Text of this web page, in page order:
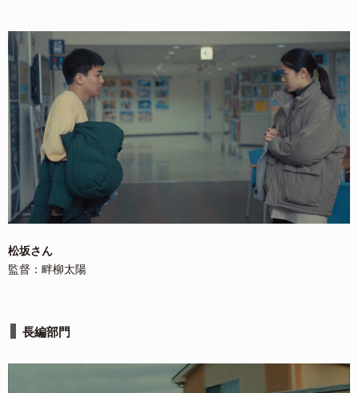
松坂さん
監督：畔柳太陽
長編部門